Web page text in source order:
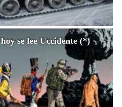
se lee Uccidente (*)